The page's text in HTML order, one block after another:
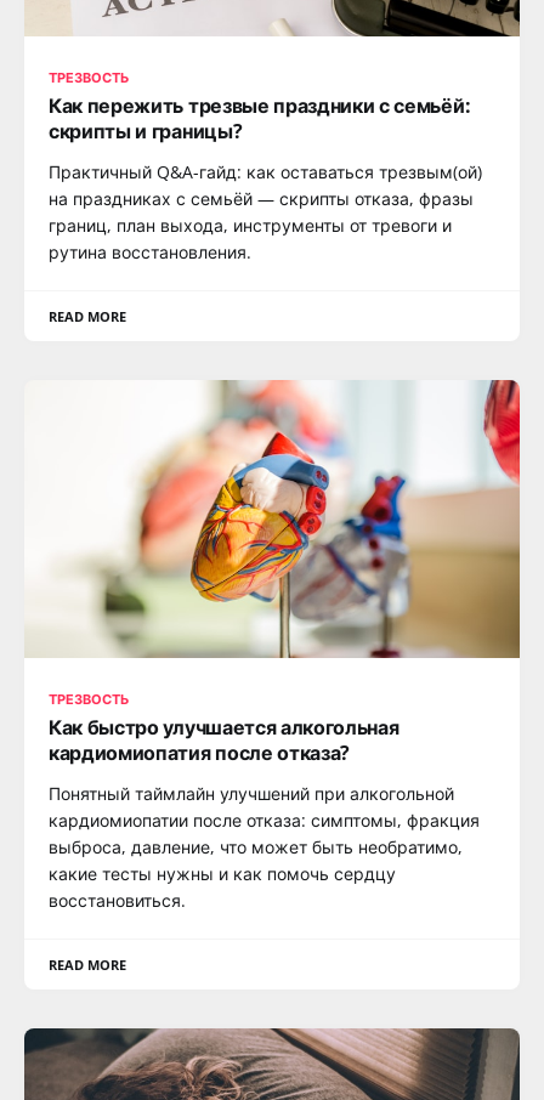
ТРЕЗВОСТЬ
Как пережить трезвые праздники с семьёй:
скрипты и границы?
Практичный Q&A-гайд: как оставаться трезвым(ой)
на праздниках с семьёй — скрипты отказа, фразы
границ, план выхода, инструменты от тревоги и
рутина восстановления.
READ MORE
ТРЕЗВОСТЬ
Как быстро улучшается алкогольная
кардиомиопатия после отказа?
Понятный таймлайн улучшений при алкогольной
кардиомиопатии после отказа: симптомы, фракция
выброса, давление, что может быть необратимо,
какие тесты нужны и как помочь сердцу
восстановиться.
READ MORE